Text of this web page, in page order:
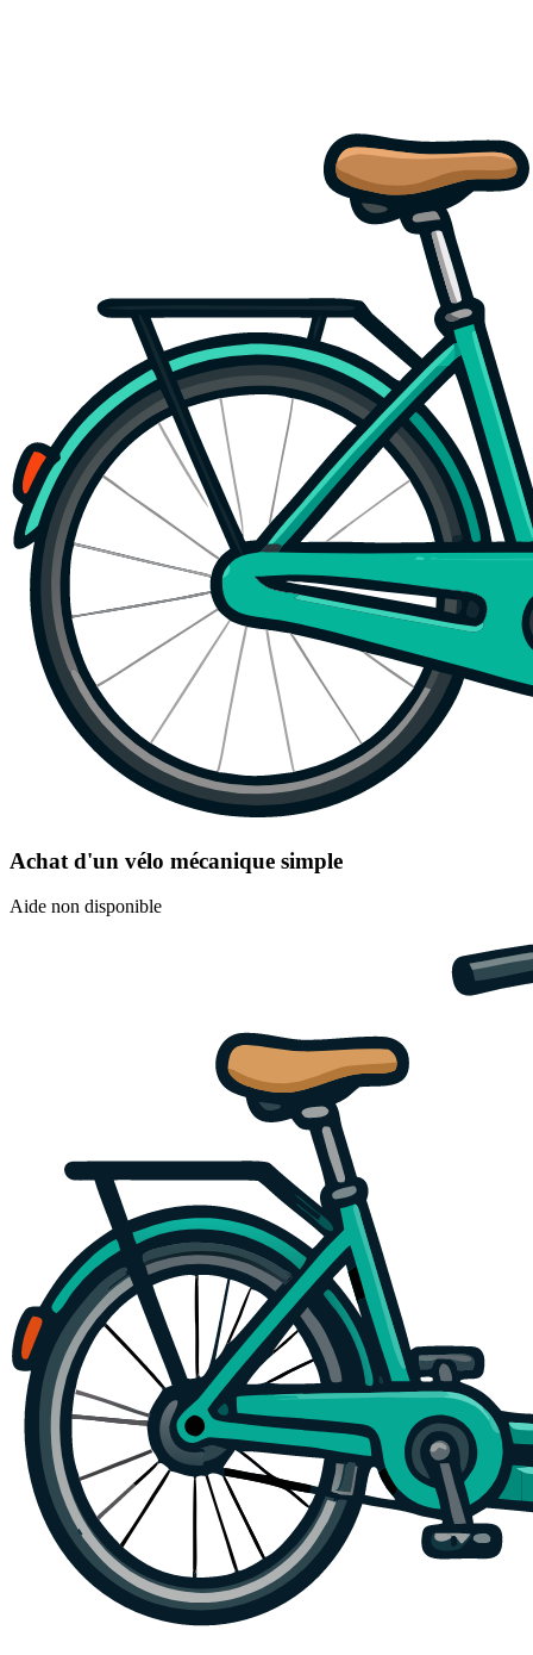
Achat d'un vélo mécanique simple
Aide non disponible